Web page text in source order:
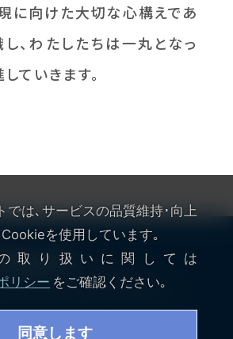
に向けた大切な心構えであ
、わたしたちは一丸となっ
ていきます。
JP /
All Right Reserved.
では､サービスの品質維持･向上
を使用しています｡
取り扱いに関しては
リシー をご確認ください｡
同意します